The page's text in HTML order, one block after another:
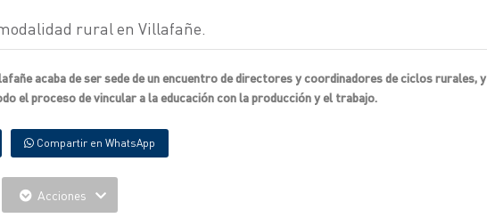
rural en Villafañe.
acaba de ser sede de un encuentro de directores y coordinadores de ciclos rurales, y
el proceso de vincular a la educación con la producción y el trabajo.
Compartir en WhatsApp
Acciones